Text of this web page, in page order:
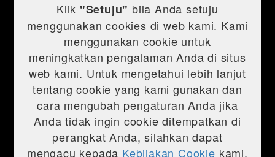
Shopping Tools
Price List
E-Brochure
Credit Simulator
Product
MVP
New Alphard New Vellfire Calya
New
Veloz
New Sienta New Avanza
New Venturer
All New Voxy
Kijang Innova
Sedan
All New Corolla Altis All New Camry
New
Vios
Technology
TNGA
Hybrid
Motosport
Engine
Service & Part
Fasilitas dan Layanan
Booking Service
Klik "Setuju" bila Anda setuju
menggunakan cookies di web kami. Kami
menggunakan cookie untuk
meningkatkan pengalaman Anda di situs
web kami. Untuk mengetahui lebih lanjut
tentang cookie yang kami gunakan dan
cara mengubah pengaturan Anda jika
Anda tidak ingin cookie ditempatkan di
perangkat Anda, silahkan dapat
mengacu kepada Kebijakan Cookie kami.